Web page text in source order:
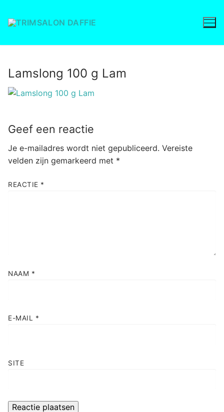
naar
inhoud
Lamslong 100 g Lam
Geef een reactie
Je e-mailadres wordt niet gepubliceerd. Vereiste
velden zijn gemarkeerd met *
REACTIE *
NAAM *
E-MAIL *
SITE